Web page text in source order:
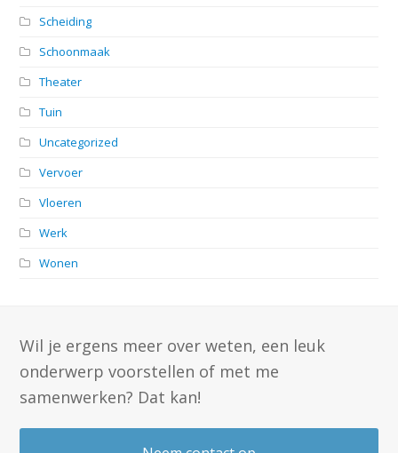
Scheiding
Schoonmaak
Theater
Tuin
Uncategorized
Vervoer
Vloeren
Werk
Wonen
Wil je ergens meer over weten, een leuk
onderwerp voorstellen of met me
samenwerken? Dat kan!